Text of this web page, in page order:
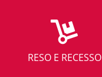
RESO E RECESSO